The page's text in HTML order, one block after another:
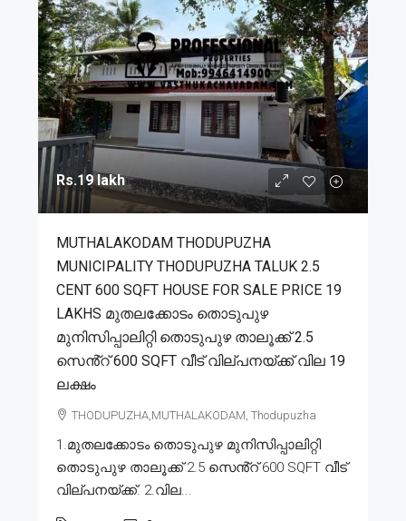
Rs.19 lakh
MUTHALAKODAM THODUPUZHA
MUNICIPALITY THODUPUZHA TALUK 2.5
CENT 600 SQFT HOUSE FOR SALE PRICE 19
LAKHS മുതലക്കോടം തൊടുപുഴ
മുനിസിപ്പാലിറ്റി തൊടുപുഴ താലൂക്ക് 2.5
സെൻ്റ് 600 SQFT വീട് വില്പനയ്ക്ക് വില 19
ലക്ഷം
THODUPUZHA,MUTHALAKODAM, Thodupuzha
1.മുതലക്കോടം തൊടുപുഴ മുനിസിപ്പാലിറ്റി
തൊടുപുഴ താലൂക്ക് 2.5 സെൻ്റ് 600 SQFT വീട്
വില്പനയ്ക്ക്. 2.വില...